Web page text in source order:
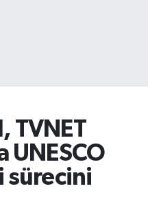
TVNET
UNESCO
sürecini